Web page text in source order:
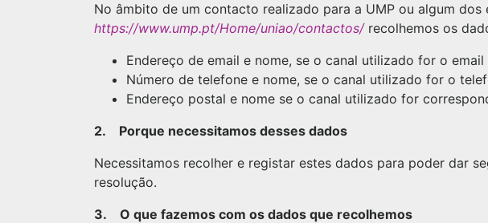
No âmbito de um contacto realizado para a UMP ou algum
https://www.ump.pt/Home/uniao/contactos/recolhemos os
Endereço de email e nome, se o canal utilizado for o email
Número de telefone e nome, se o canal utilizado for o
Endereço postal e nome se o canal utilizado for
2. Porque necessitamos desses dados
Necessitamos recolher e registar estes dados para poder dar
resolução.
3. O que fazemos com os dados que recolhemos